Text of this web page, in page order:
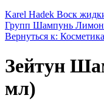
Karel Hadek Воск
Групп Шампунь
Вернуться к:
Зейтун
мл)